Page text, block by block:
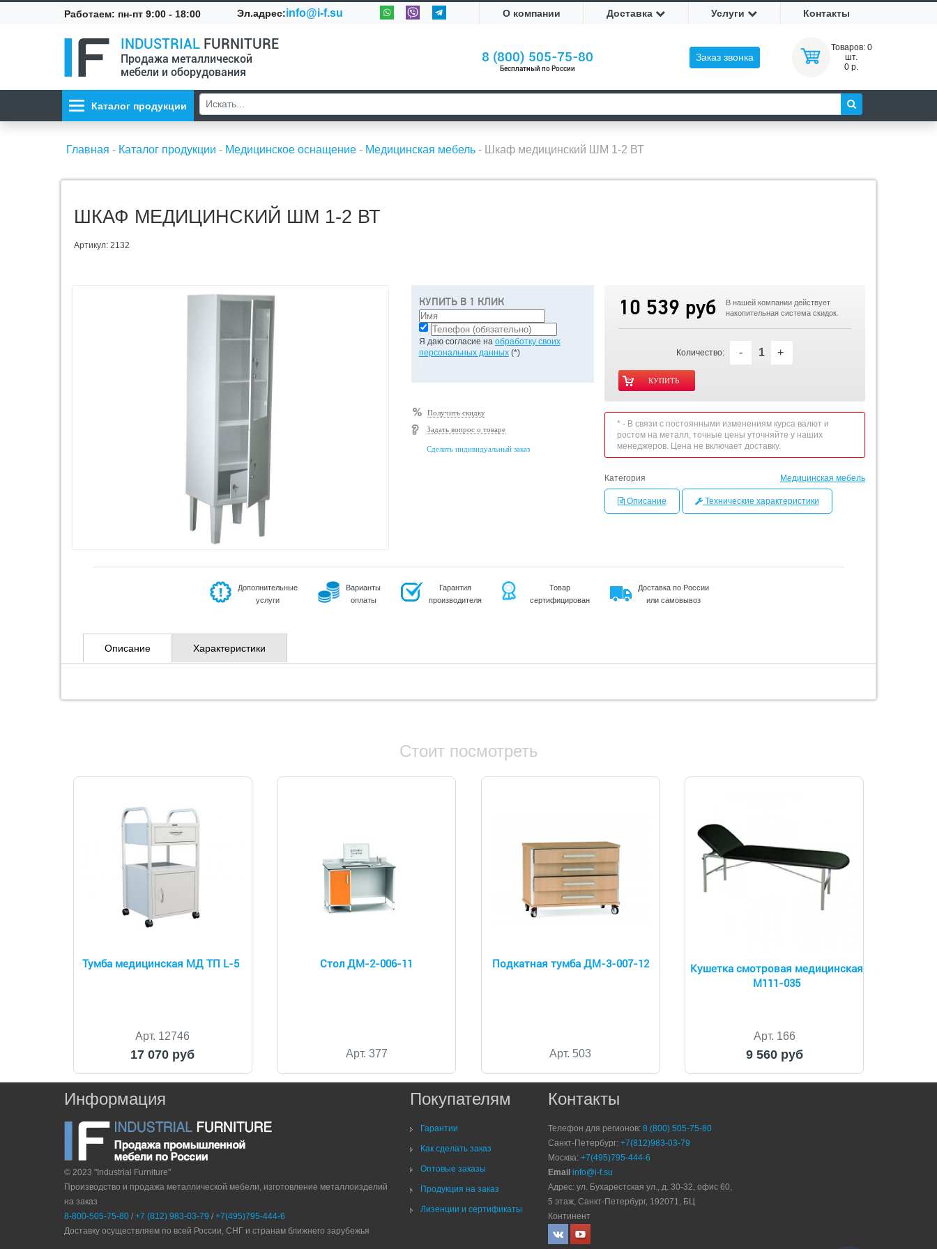
Работаем: пн-пт 9:00 - 18:00 Эл.адрес:info@i-f.su О компании Доставка Услуги Контакты
INDUSTRIAL FURNITURE
Продажа металлической
мебели и оборудования
8 (800) 505-75-80
Бесплатный по России
Заказ звонка
Товаров: 0
шт.
0 р.
Каталог продукции
Главная - Каталог продукции - Медицинское оснащение - Медицинская мебель - Шкаф медицинский ШМ 1-2 ВТ
ШКАФ МЕДИЦИНСКИЙ ШМ 1-2 ВТ
Артикул: 2132
КУПИТЬ В 1 КЛИК
Я даю согласие на обработку своих
персональных данных(*)
Получить скидку
Задать вопрос о товаре
Сделать индивидуальный заказ
10 539 руб
В нашей компании действует
накопительная система скидок.
Количество: - +
* - В связи с постоянными изменениям курса валют и
ростом на металл, точные цены уточняйте у наших
менеджеров. Цена не включает доставку.
Категория Медицинская мебель
Описание Технические характеристики
Дополнительные
услуги
Варианты
оплаты
Гарантия
производителя
Товар
сертифицирован
Доставка по России
или самовывоз
Описание Характеристики
Стоит посмотреть
Тумба медицинская МД ТП L-5
Арт. 12746
17 070 руб
Стол ДМ-2-006-11
Арт. 377
Подкатная тумба ДМ-3-007-12
Арт. 503
Кушетка смотровая медицинская
М111-035
Арт. 166
9 560 руб
Информация
© 2023 "Industrial Furniture"
Производство и продажа металлической мебели, изготовление металлоизделий
на заказ
8-800-505-75-80 / +7 (812) 983-03-79 / +7(495)795-444-6
Доставку осуществляем по всей России, СНГ и странам ближнего зарубежья
Покупателям
Гарантии
Как сделать заказ
Оптовые заказы
Продукция на заказ
Лизенции и сертификаты
Контакты
Телефон для регионов:8 (800) 505-75-80
Санкт-Петербург:+7(812)983-03-79
Москва:+7(495)795-444-6
Email info@i-f.su
Адрес: ул. Бухарестская ул., д. 30-32, офис 60,
5 этаж, Санкт-Петербург, 192071, БЦ
Континент